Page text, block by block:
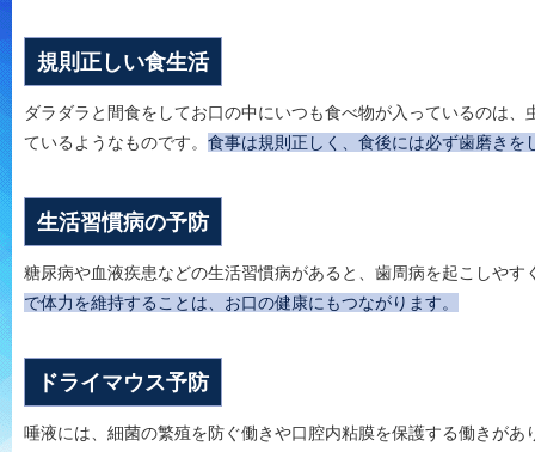
規則正しい食生活
ダラダラと間食をしてお口の中にいつも食べ物が入っているのは
ているようなものです。 食事は規則正しく、食後には必ず歯磨きを
生活習慣病の予防
糖尿病や血液疾患などの生活習慣病があると、歯周病を起こしやす
で体力を維持することは、お口の健康にもつながります。
ドライマウス予防
唾液には、細菌の繁殖を防ぐ働きや口腔内粘膜を保護する働きが